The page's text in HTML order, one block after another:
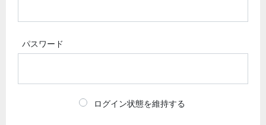
パスワード
ログイン状態を維持する